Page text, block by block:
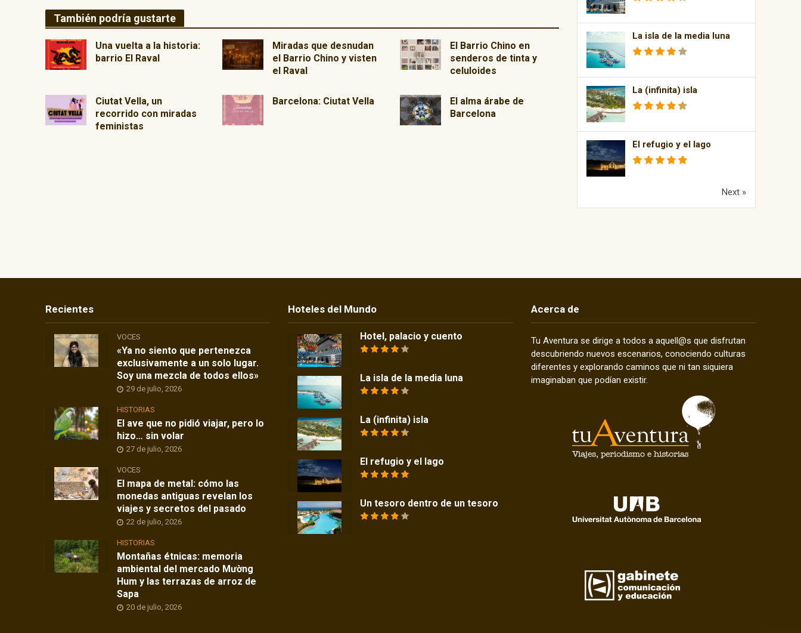
También podría gustarte
Una vuelta a la historia:
barrio El Raval
Miradas que desnudan
el Barrio Chino y visten
el Raval
El Barrio Chino en
senderos de tinta y
celuloides
Ciutat Vella, un
recorrido con miradas
feministas
Barcelona: Ciutat Vella
El alma árabe de
Barcelona
La isla de la media luna
La (infinita) isla
El refugio y el lago
Next »
Recientes
VOCES
«Ya no siento que pertenezca
exclusivamente a un solo lugar.
Soy una mezcla de todos ellos»
29 de julio, 2026
HISTORIAS
El ave que no pidió viajar, pero lo
hizo… sin volar
27 de julio, 2026
VOCES
El mapa de metal: cómo las
monedas antiguas revelan los
viajes y secretos del pasado
22 de julio, 2026
HISTORIAS
Montañas étnicas: memoria
ambiental del mercado Mường
Hum y las terrazas de arroz de
Sapa
20 de julio, 2026
Hoteles del Mundo
Hotel, palacio y cuento
La isla de la media luna
La (infinita) isla
El refugio y el lago
Un tesoro dentro de un tesoro
Acerca de
Tu Aventura se dirige a todos a aquell@s que disfrutan
descubriendo nuevos escenarios, conociendo culturas
diferentes y explorando caminos que ni tan siquiera
imaginaban que podían existir.